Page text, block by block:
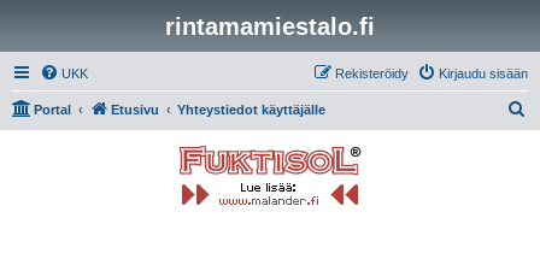
rintamamiestalo.fi
UKK Kirjaudu sisään
Rekisteröidy
Portal Etusivu Yhteystiedot käyttäjälle